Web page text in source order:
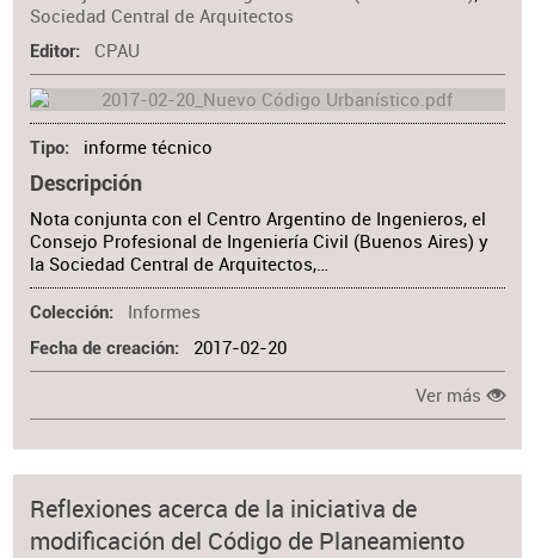
Sociedad Central de Arquitectos
Editor CPAU
Tipo informe técnico
Descripción
Nota conjunta con el Centro Argentino de Ingenieros, el
Consejo Profesional de Ingeniería Civil (Buenos Aires) y
la Sociedad Central de Arquitectos,…
Colección Informes
Fecha de creación 2017-02-20
Ver más
Reflexiones acerca de la iniciativa de
modificación del Código de Planeamiento